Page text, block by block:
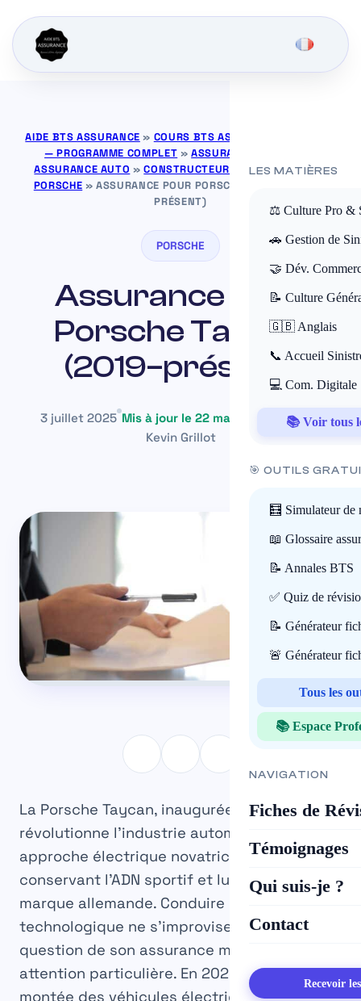
LES MATIÈRES
⚖️ Culture Pro &
🚗 Gestion de
🤝 Dév.
📝 Culture
🇬🇧 Anglais
📞 Accueil
💻 Com. Digitale
📚 Voir tous
🎯 OUTILS
🧮 Simulateur de
📖 Glossaire
📝 Annales BTS
✅ Quiz de
📝 Générateur
🚨 Générateur
Tous les
📚 Espace
NAVIGATION
Fiches de
Témoignages
Qui suis-je ?
Contact
Recevoir
AIDE BTS ASSURANCE » COURS BTS ASSURANCE GRATUITS
— PROGRAMME COMPLET »ASSURANCE DE BIENS
ASSURANCE AUTO »CONSTRUCTEURS AUTOMOBILES»
PORSCHE »ASSURANCE POUR PORSCHE TAYCAN (2019–
PRÉSENT)
PORSCHE
Assurance pour
Porsche Taycan
(2019–présent)
3 juillet 2025 Mis à jour le 22 mai 2026
~14 min
Kevin Grillot
La Porsche Taycan, inaugurée en 2019,
révolutionne l’industrie automobile avec son
approche électrique novatrice tout en
conservant l’ADN sportif et luxueux de la
marque allemande. Conduire un tel bijou
technologique ne s’improvise pas, et la
question de son assurance mérite une
attention particulière. En 2025, face à la
montée des véhicules électriques et à la